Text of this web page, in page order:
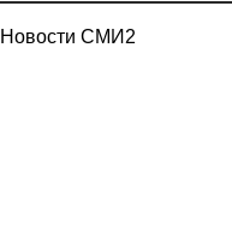
Новости СМИ2